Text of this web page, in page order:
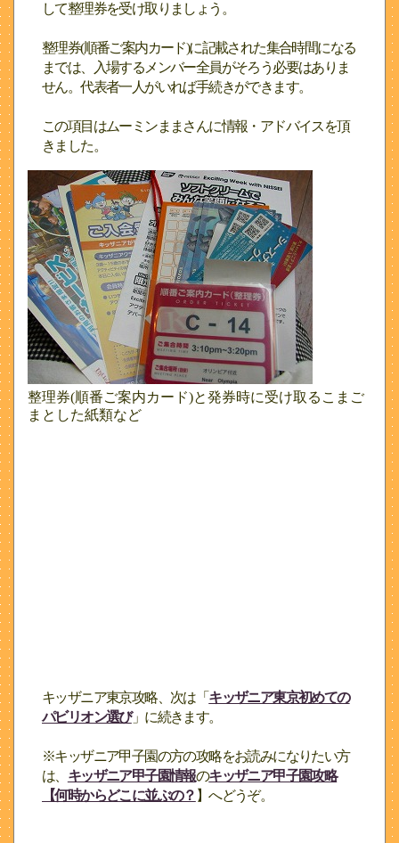
して整理券を受け取りましょう。
整理券(順番ご案内カード)に記載された集合時間になる
までは、入場するメンバー全員がそろう必要はありま
せん。代表者一人がいれば手続きができます。
この項目はムーミンままさんに情報・アドバイスを頂
きました。
整理券(順番ご案内カード)と発券時に受け取るこまご
まとした紙類など
キッザニア東京攻略、次は「 キッザニア東京初めての
パビリオン選び」に続きます。
※キッザニア甲子園の方の攻略をお読みになりたい方
は、 キッザニア甲子園情報のキッザニア甲子園攻略
【何時からどこに並ぶの？ 】へどうぞ。